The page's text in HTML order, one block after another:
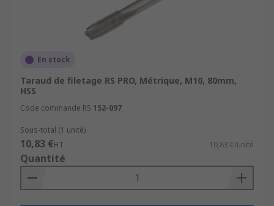
En stock
Taraud de filetage RS PRO, Métrique, M10, 80mm,
HSS
Code commande RS 152-097
Sous-total (1 unité)
10,83 €HT 10,83 €/unité
Quantité